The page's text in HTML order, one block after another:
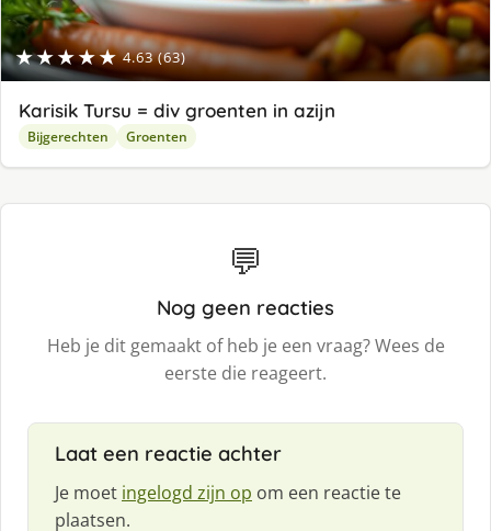
★★★★★ 4.63 (63)
Karisik Tursu = div groenten in azijn
Bijgerechten Groenten
💬
Nog geen reacties
Heb je dit gemaakt of heb je een vraag? Wees de
eerste die reageert.
Laat een reactie achter
Je moet ingelogd zijn op om een reactie te
plaatsen.